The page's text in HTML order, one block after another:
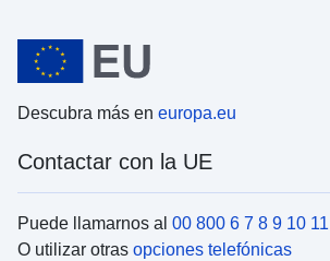
Descubra más en europa.eu
Contactar con la UE
Puede llamarnos al 00 800 6 7 8 9 10 11
O utilizar otras opciones telefónicas